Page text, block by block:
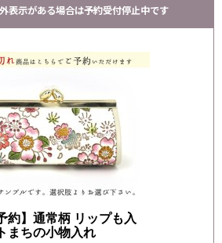
表示がある場合は予約受付停止中です